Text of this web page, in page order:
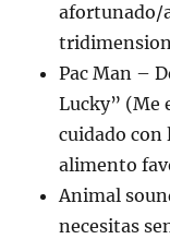
afortunado/
Pac Man –
Lucky” (Me
cuidado con
alimento
Animal
necesitas